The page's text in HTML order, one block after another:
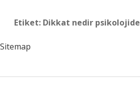
Etiket: Dikkat nedir psikolojide
Sitemap